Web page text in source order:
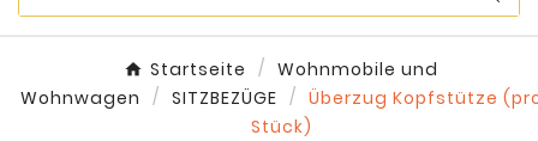
Startseite
Wohnmobile und
Wohnwagen
SITZBEZÜGE
Überzug Kopfstütze
Stück)